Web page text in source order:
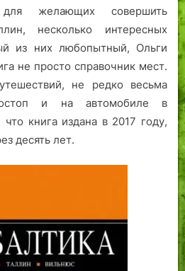
желающих совершить
несколько интересных
из них любопытный, Ольги
не просто справочник мест.
не редко весьма
и на автомобиле в
книга издана в 2017 году,
десять лет.